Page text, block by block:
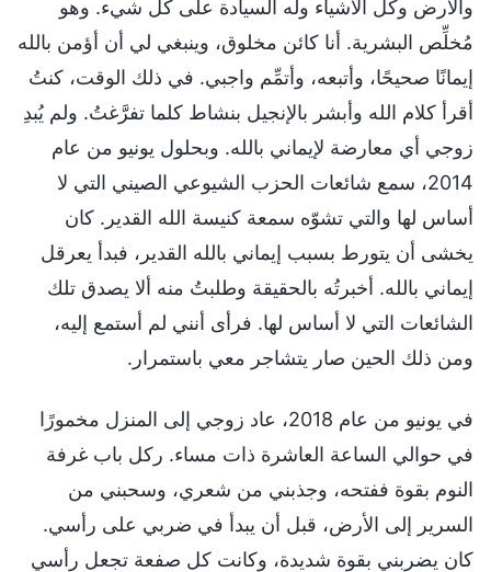
والأرض وكل الأشياء وله السيادة على كل شيء. وهو
مُخلِّص البشرية. أنا كائن مخلوق، وينبغي لي أن أؤمن بالله
إيمانًا صحيحًا، وأتبعه، وأتمِّم واجبي. في ذلك الوقت، كنتُ
أقرأ كلام الله وأبشر بالإنجيل بنشاط كلما تفرَّغتُ. ولم يُبدِ
زوجي أي معارضة لإيماني بالله. وبحلول يونيو من عام
2014، سمع شائعات الحزب الشيوعي الصيني التي لا
أساس لها والتي تشوّه سمعة كنيسة الله القدير. كان
يخشى أن يتورط بسبب إيماني بالله القدير، فبدأ يعرقل
إيماني بالله. أخبرتُه بالحقيقة وطلبتُ منه ألا يصدق تلك
الشائعات التي لا أساس لها. فرأى أنني لم أستمع إليه،
ومن ذلك الحين صار يتشاجر معي باستمرار.
في يونيو من عام 2018، عاد زوجي إلى المنزل مخمورًا
في حوالي الساعة العاشرة ذات مساء. ركل باب غرفة
النوم بقوة ففتحه، وجذبني من شعري، وسحبني من
السرير إلى الأرض، قبل أن يبدأ في ضربي على رأسي.
كان يضربني بقوة شديدة، وكانت كل صفعة تجعل رأسي